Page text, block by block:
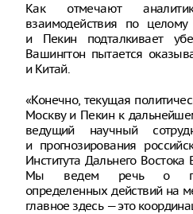
Как отмечают
взаимодействия по
и Пекин подталкивает
Вашингтон пытается
и Китай.
«Конечно, текущая
Москву и Пекин к
ведущий научный
и прогнозирования
Института Дальнего
Мы ведем речь о
определенных действий на
главное здесь — это